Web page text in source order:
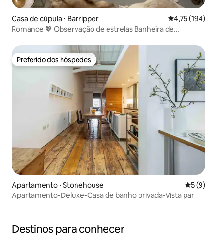
Casa de cúpula ⋅ Barripper 4,75 de uma
4,75 (194)
Romance 💖 Observação de estrelas Banheira de
Preferido dos hóspedes
Preferido dos hóspedes
Apartamento ⋅ Stonehouse 5 de
5 (9)
Apartamento-Deluxe-Casa de banho privada-Vista par
Destinos para conhecer